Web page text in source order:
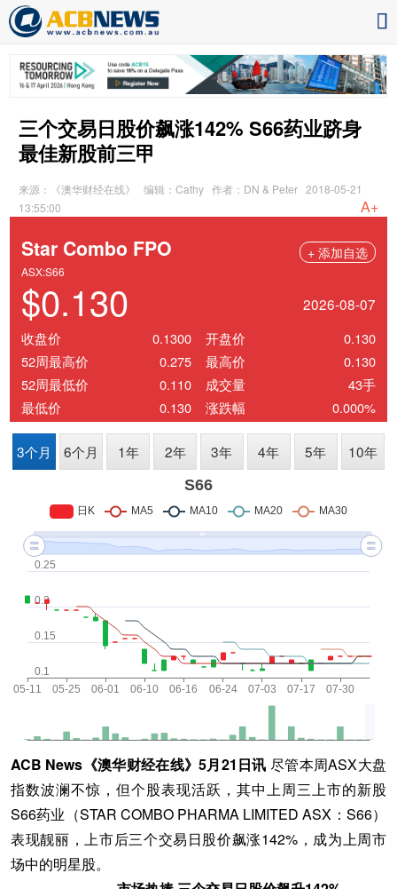
三个交易日股价飙涨142% S66药业跻身
最佳新股前三甲
来源：《澳华财经在线》 编辑：Cathy 作者：DN & Peter 2018-05-21
13:55:00
A+
ACB News《澳华财经在线》5月21日讯 尽管本周ASX大盘
指数波澜不惊，但个股表现活跃，其中上周三上市的新股
S66药业（STAR COMBO PHARMA LIMITED ASX：S66）
表现靓丽，上市后三个交易日股价飙涨142%，成为上周市
场中的明星股。